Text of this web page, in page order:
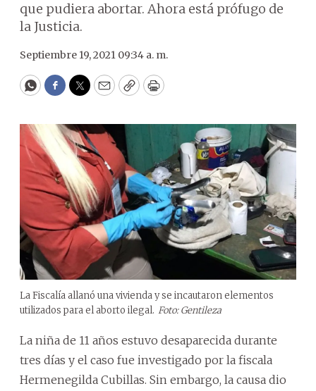
que pudiera abortar. Ahora está prófugo de
la Justicia.
Septiembre 19, 2021 09:34 a. m.
WhatsApp
Facebook
Twitter
EmailCopyPrint
La Fiscalía allanó una vivienda y se incautaron elementos
utilizados para el aborto ilegal. Foto: Gentileza
La niña de 11 años estuvo desaparecida durante
tres días y el caso fue investigado por la fiscala
Hermenegilda Cubillas. Sin embargo, la causa dio